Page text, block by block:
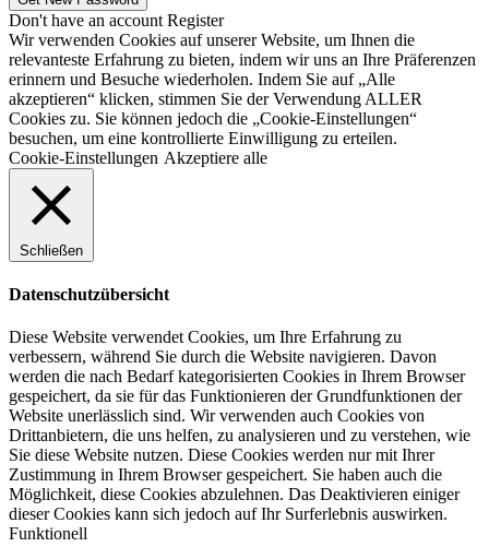
Don't have an account Register
Wir verwenden Cookies auf unserer Website, um Ihnen die
relevanteste Erfahrung zu bieten, indem wir uns an Ihre Präferenzen
erinnern und Besuche wiederholen. Indem Sie auf „Alle
akzeptieren“ klicken, stimmen Sie der Verwendung ALLER
Cookies zu. Sie können jedoch die „Cookie-Einstellungen“
besuchen, um eine kontrollierte Einwilligung zu erteilen.
Cookie-Einstellungen Akzeptiere alle
Schließen
Datenschutzübersicht
Diese Website verwendet Cookies, um Ihre Erfahrung zu
verbessern, während Sie durch die Website navigieren. Davon
werden die nach Bedarf kategorisierten Cookies in Ihrem Browser
gespeichert, da sie für das Funktionieren der Grundfunktionen der
Website unerlässlich sind. Wir verwenden auch Cookies von
Drittanbietern, die uns helfen, zu analysieren und zu verstehen, wie
Sie diese Website nutzen. Diese Cookies werden nur mit Ihrer
Zustimmung in Ihrem Browser gespeichert. Sie haben auch die
Möglichkeit, diese Cookies abzulehnen. Das Deaktivieren einiger
dieser Cookies kann sich jedoch auf Ihr Surferlebnis auswirken.
Funktionell